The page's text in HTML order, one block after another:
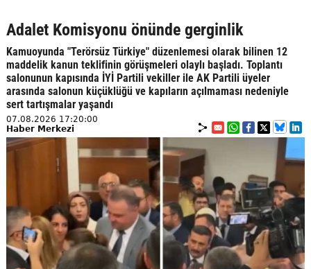
Adalet Komisyonu önünde gerginlik
Kamuoyunda "Terörsüz Türkiye" düzenlemesi olarak bilinen 12
maddelik kanun teklifinin görüşmeleri olaylı başladı. Toplantı
salonunun kapısında İYİ Partili vekiller ile AK Partili üyeler
arasında salonun küçüklüğü ve kapıların açılmaması nedeniyle
sert tartışmalar yaşandı
07.08.2026 17:20:00
Haber Merkezi